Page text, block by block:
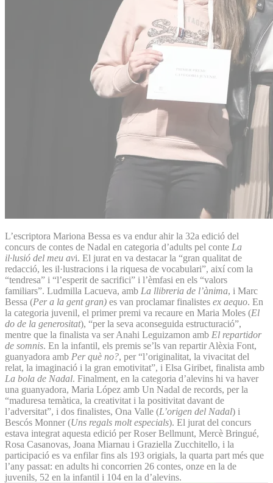
L’escriptora Mariona Bessa es va endur ahir la 32a edició del
concurs de contes de Nadal en categoria d’adults pel conte La
il·lusió del meu avi. El jurat en va destacar la “gran qualitat de
redacció, les il·lustracions i la riquesa de vocabulari”, així com la
“tendresa” i “l’esperit de sacrifici” i l’èmfasi en els “valors
familiars”. Ludmilla Lacueva, amb La llibreria de l’ànima, i Marc
Bessa (Per a la gent gran) es van proclamar finalistes ex aequo. En
la categoria juvenil, el primer premi va recaure en Maria Moles (El
do de la generositat), “per la seva aconseguida estructuració”,
mentre que la finalista va ser Anahi Leguizamon amb El repartidor
de somnis. En la infantil, els premis se’ls van repartir Alèxia Font,
guanyadora amb Per què no?, per “l’originalitat, la vivacitat del
relat, la imaginació i la gran emotivitat”, i Elsa Giribet, finalista amb
La bola de Nadal. Finalment, en la categoria d’alevins hi va haver
una guanyadora, Maria López amb Un Nadal de records, per la
“maduresa temàtica, la creativitat i la positivitat davant de
l’adversitat”, i dos finalistes, Ona Valle (L’origen del Nadal) i
Bescós Monner (Uns regals molt especials). El jurat del concurs
estava integrat aquesta edició per Roser Bellmunt, Mercè Bringué,
Rosa Casanovas, Joana Miarnau i Graziella Zucchitello, i la
participació es va enfilar fins als 193 origials, la quarta part més que
l’any passat: en adults hi concorrien 26 contes, onze en la de
juvenils, 52 en la infantil i 104 en la d’alevins.